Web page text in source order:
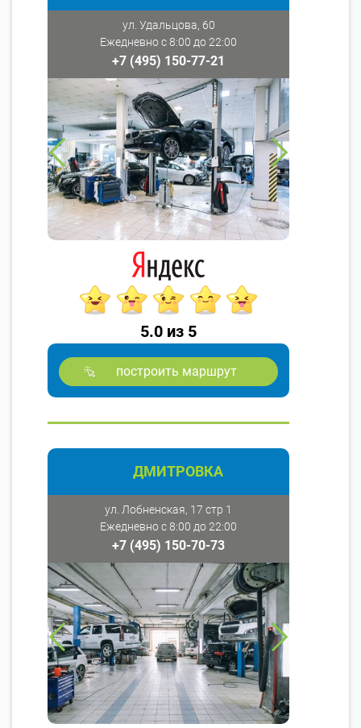
ул. Удальцова, 60
Ежедневно с 8:00 до 22:00
+7 (495) 150-77-21
5.0 из 5
построить маршрут
ДМИТРОВКА
ул. Лобненская, 17 стр 1
Ежедневно с 8:00 до 22:00
+7 (495) 150-70-73